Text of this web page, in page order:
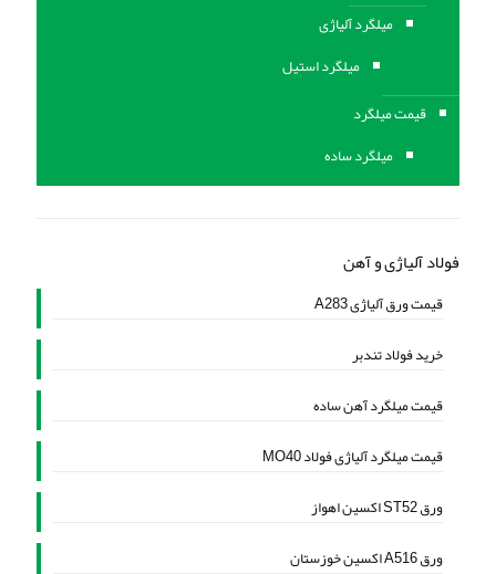
ميلگرد آلیاژی
میلگرد استیل
قیمت میلگرد
میلگرد ساده
فولاد آلیاژی و آهن
قیمت ورق آلیاژی A283
خرید فولاد تندبر
قیمت میلگرد آهن ساده
قیمت میلگرد آلیاژی فولاد MO40
ورق ST52 اکسین اهواز
ورق A516 اکسین خوزستان